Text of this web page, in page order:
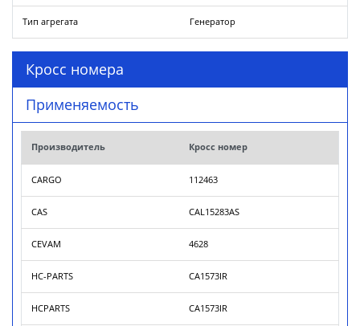
Тип агрегата Генератор
Кросс номера
Применяемость
Производитель Кросс номер
CARGO 112463
CAS CAL15283AS
CEVAM 4628
HC-PARTS CA1573IR
HCPARTS CA1573IR